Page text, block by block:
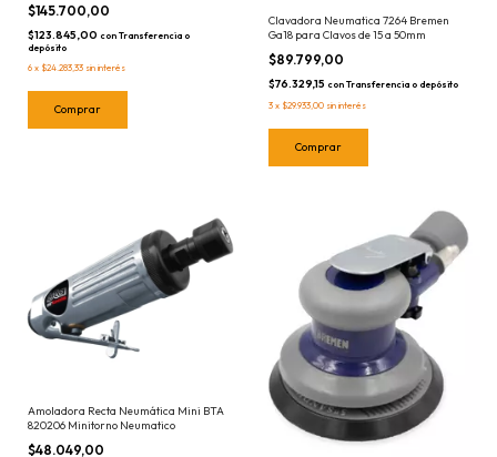
$145.700,00
$123.845,00 con Transferencia o
depósito
6 x $24.283,33 sin interés
Clavadora Neumatica 7264 Bremen
Ga18 para Clavos de 15 a 50mm
$89.799,00
$76.329,15 con Transferencia o depósito
3 x $29.933,00 sin interés
Amoladora Recta Neumática Mini BTA
820206 Minitorno Neumatico
$48.049,00